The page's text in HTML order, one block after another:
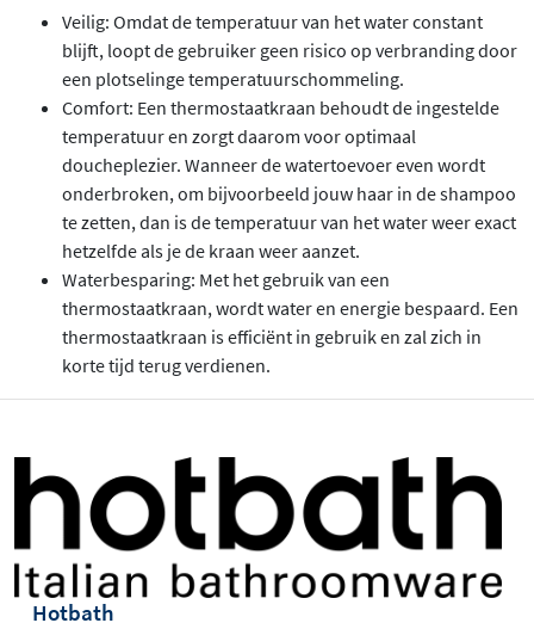
Veilig: Omdat de temperatuur van het water constant
blijft, loopt de gebruiker geen risico op verbranding door
een plotselinge temperatuurschommeling.
Comfort: Een thermostaatkraan behoudt de ingestelde
temperatuur en zorgt daarom voor optimaal
doucheplezier. Wanneer de watertoevoer even wordt
onderbroken, om bijvoorbeeld jouw haar in de shampoo
te zetten, dan is de temperatuur van het water weer exact
hetzelfde als je de kraan weer aanzet.
Waterbesparing: Met het gebruik van een
thermostaatkraan, wordt water en energie bespaard. Een
thermostaatkraan is efficiënt in gebruik en zal zich in
korte tijd terug verdienen.
Hotbath